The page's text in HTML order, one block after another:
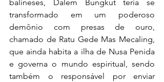
balineses, Dalem Bungkut teria se
transformado em um poderoso
demônio com presas de ouro,
chamado de Ratu Gede Mas Mecaling,
que ainda habita a ilha de Nusa Penida
e governa o mundo espiritual, sendo
também o responsável por enviar